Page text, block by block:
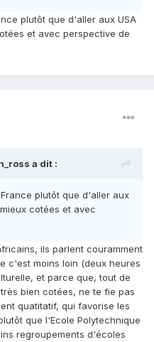
plutôt que d'aller aux USA
et avec perspective de
a dit :
plutôt que d'aller aux
cotées et avec
ils parlent couramment
c'est moins loin (deux heures
et parce que, tout de
bien cotées, ne te fie pas
quatitatif, qui favorise les
que l'Ecole Polytechnique
regroupements d'écoles